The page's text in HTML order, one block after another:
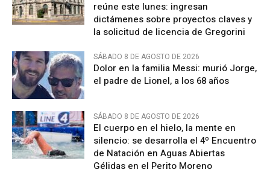
reúne este lunes: ingresan
dictámenes sobre proyectos claves y
la solicitud de licencia de Gregorini
SÁBADO 8 DE AGOSTO DE 2026
Dolor en la familia Messi: murió Jorge,
el padre de Lionel, a los 68 años
SÁBADO 8 DE AGOSTO DE 2026
El cuerpo en el hielo, la mente en
silencio: se desarrolla el 4º Encuentro
de Natación en Aguas Abiertas
Gélidas en el Perito Moreno